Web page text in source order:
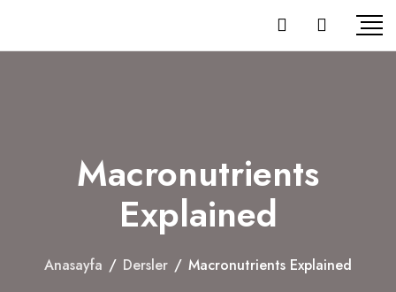
Macronutrients
Explained
Anasayfa / Dersler / Macronutrients Explained